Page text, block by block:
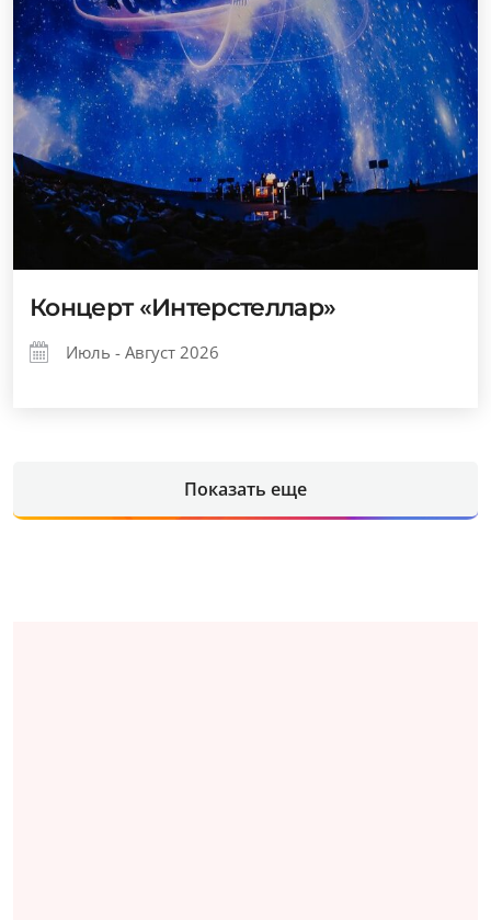
Концерт «Интерстеллар»
Июль - Август 2026
Показать еще